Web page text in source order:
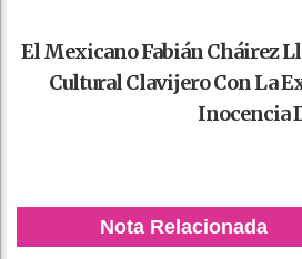
El Mexicano Fabián Cháirez
Cultural Clavijero Con La
Inocencia
Nota Relacionada